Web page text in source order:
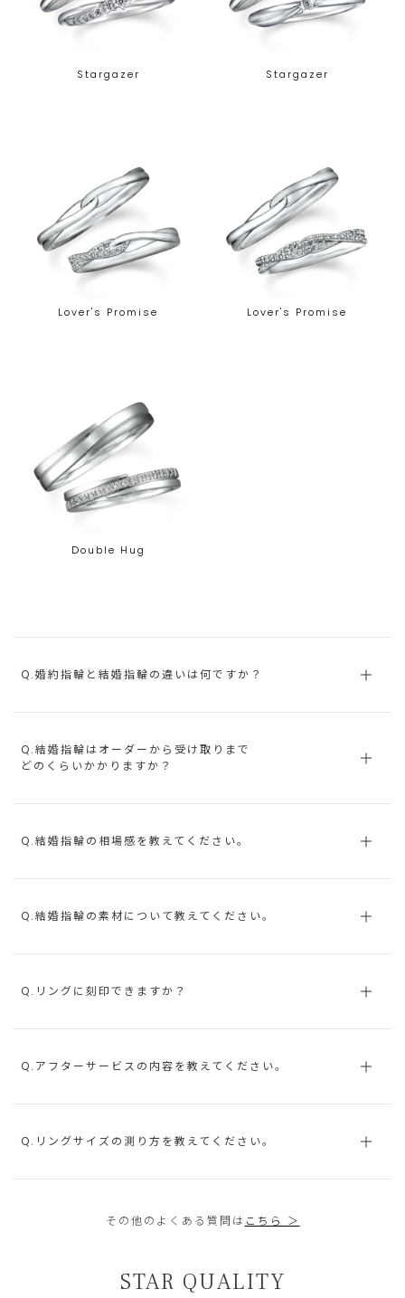
Stargazer Stargazer
Lover's Promise Lover's Promise
Double Hug
Q.婚約指輪と結婚指輪の違いは何ですか？
Q.結婚指輪はオーダーから受け取りまで
どのくらいかかりますか？
Q.結婚指輪の相場感を教えてください。
Q.結婚指輪の素材について教えてください。
Q.リングに刻印できますか？
Q.アフターサービスの内容を教えてください。
Q.リングサイズの測り方を教えてください。
その他のよくある質問は こちら ＞
STAR QUALITY